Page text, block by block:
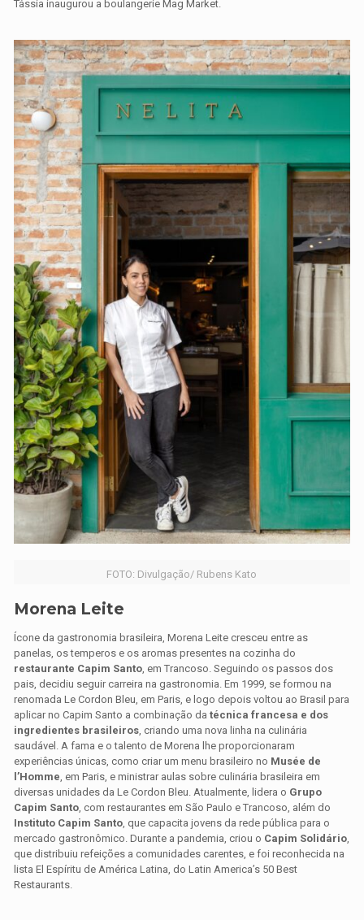
Tássia inaugurou a boulangerie Mag Market.
FOTO: Divulgação/ Rubens Kato
Morena Leite
Ícone da gastronomia brasileira, Morena Leite cresceu entre as
panelas, os temperos e os aromas presentes na cozinha do
restaurante Capim Santo, em Trancoso. Seguindo os passos dos
pais, decidiu seguir carreira na gastronomia. Em 1999, se formou na
renomada Le Cordon Bleu, em Paris, e logo depois voltou ao Brasil para
aplicar no Capim Santo a combinação datécnica francesa e dos
ingredientes brasileiros, criando uma nova linha na culinária
saudável. A fama e o talento de Morena lhe proporcionaram
experiências únicas, como criar um menu brasileiro no Musée de
l’Homme, em Paris, e ministrar aulas sobre culinária brasileira em
diversas unidades da Le Cordon Bleu. Atualmente, lidera o Grupo
Capim Santo, com restaurantes em São Paulo e Trancoso, além do
Instituto Capim Santo, que capacita jovens da rede pública para o
mercado gastronômico. Durante a pandemia, criou o Capim Solidário,
que distribuiu refeições a comunidades carentes, e foi reconhecida na
lista El Espíritu de América Latina, do Latin America’s 50 Best
Restaurants.